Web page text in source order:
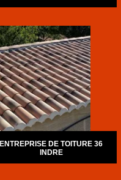
ENTREPRISE DE TOITURE 36
INDRE